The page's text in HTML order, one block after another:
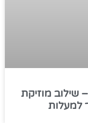
מוזיקת
למעלות